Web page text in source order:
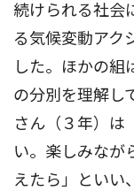
続けられる社会
る気候変動アク
した。ほかの組
の分別を理解し
さん（３年）は
い。楽しみなが
えたら」といい